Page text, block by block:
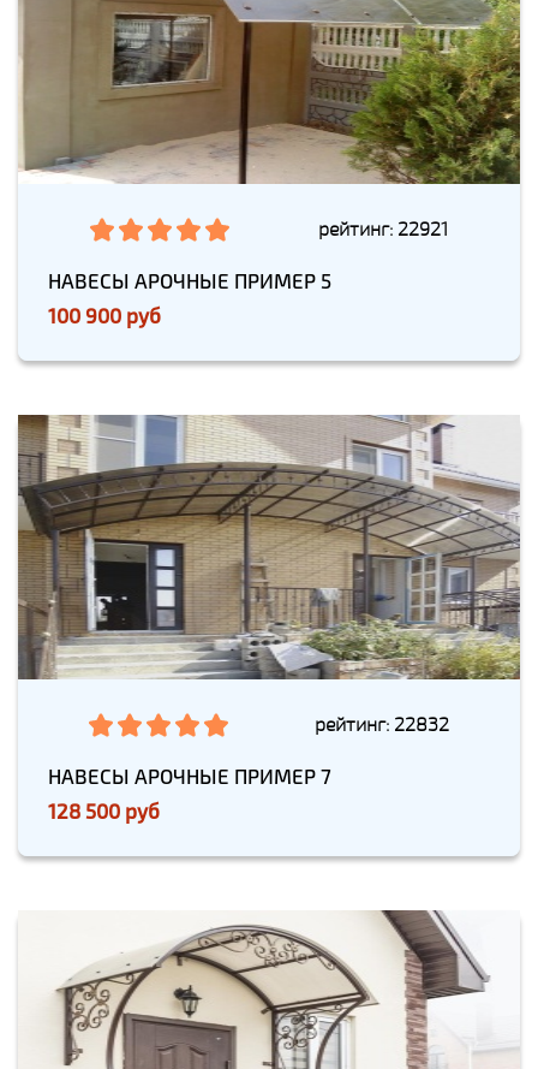
рейтинг: 22921
НАВЕСЫ АРОЧНЫЕ ПРИМЕР 5
100 900 руб
рейтинг: 22832
НАВЕСЫ АРОЧНЫЕ ПРИМЕР 7
128 500 руб